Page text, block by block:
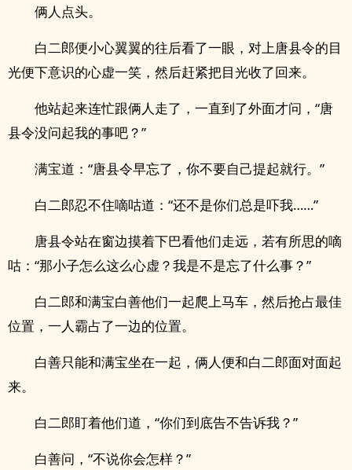
俩人点头。
白二郎便小心翼翼的往后看了一眼，对上唐县令的目
光便下意识的心虚一笑，然后赶紧把目光收了回来。
他站起来连忙跟俩人走了，一直到了外面才问，“唐
县令没问起我的事吧？”
满宝道：“唐县令早忘了，你不要自己提起就行。”
白二郎忍不住嘀咕道：“还不是你们总是吓我……”
唐县令站在窗边摸着下巴看他们走远，若有所思的嘀
咕：“那小子怎么这么心虚？我是不是忘了什么事？”
白二郎和满宝白善他们一起爬上马车，然后抢占最佳
位置，一人霸占了一边的位置。
白善只能和满宝坐在一起，俩人便和白二郎面对面起
来。
白二郎盯着他们道，“你们到底告不告诉我？”
白善问，“不说你会怎样？”